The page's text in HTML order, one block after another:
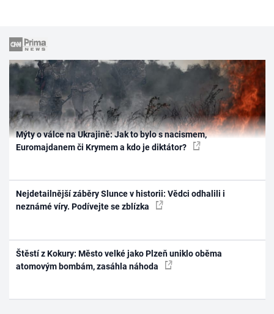
Mýty o válce na Ukrajině: Jak to bylo s nacismem,
Euromajdanem či Krymem a kdo je diktátor?
Nejdetailnější záběry Slunce v historii: Vědci odhalili i
neznámé víry. Podívejte se zblízka
Štěstí z Kokury: Město velké jako Plzeň uniklo oběma
atomovým bombám, zasáhla náhoda